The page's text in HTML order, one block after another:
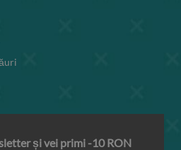
și vei primi -10 RON